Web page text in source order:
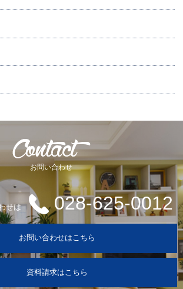
お問い合わせ
わせは 028-625-0012
お問い合わせはこちら
資料請求はこちら